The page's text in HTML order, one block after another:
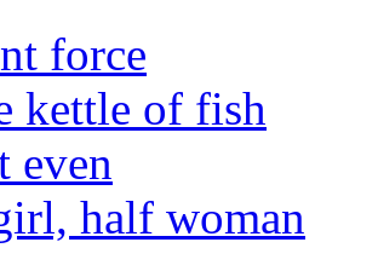
force
kettle of fish
even
half woman